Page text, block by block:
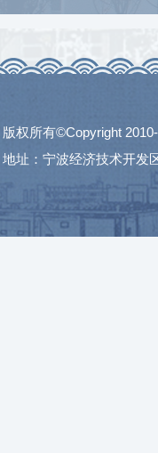
版权所有©Copyright
地址：宁波经济技术开发